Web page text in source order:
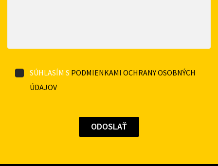
SÚHLASÍM S PODMIENKAMI OCHRANY OSOBNÝCH
ÚDAJOV